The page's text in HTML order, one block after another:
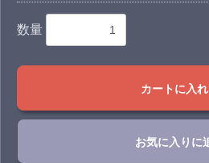
数量
カートに入
お気に入りに